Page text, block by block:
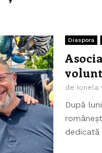
Diaspora
de Ionela
După
dedicată